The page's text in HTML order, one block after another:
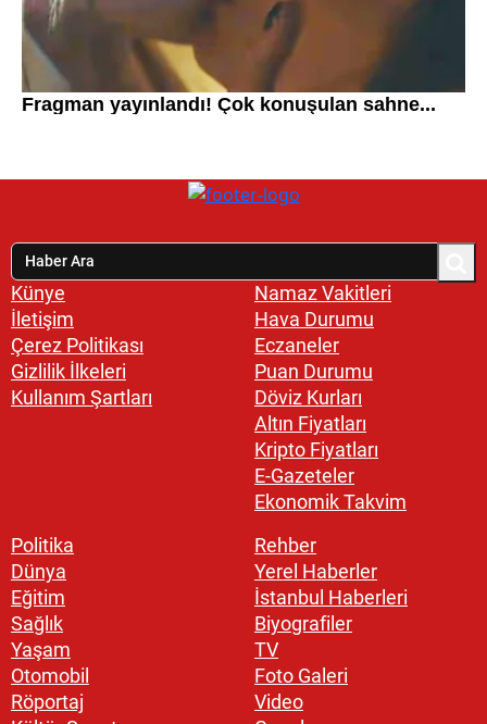
Künye
İletişim
Çerez Politikası
Gizlilik İlkeleri
Kullanım Şartları
Namaz Vakitleri
Hava Durumu
Eczaneler
Puan Durumu
Döviz Kurları
Altın Fiyatları
Kripto Fiyatları
E-Gazeteler
Ekonomik Takvim
Politika
Dünya
Eğitim
Sağlık
Yaşam
Otomobil
Röportaj
Rehber
Yerel Haberler
İstanbul Haberleri
Biyografiler
TV
Foto Galeri
Video